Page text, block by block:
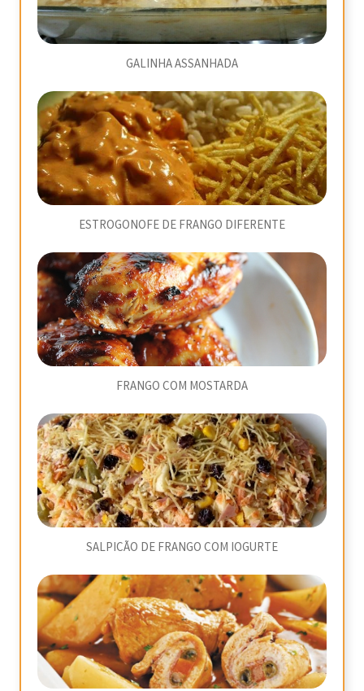
GALINHA ASSANHADA
ESTROGONOFE DE FRANGO DIFERENTE
FRANGO COM MOSTARDA
SALPICÃO DE FRANGO COM IOGURTE